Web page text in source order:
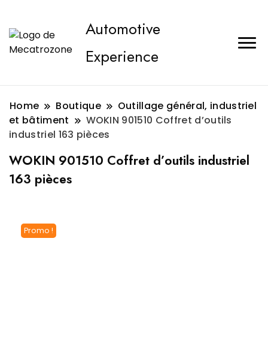
Automotive
Experience
Home Boutique
Outillage général, industriel
et bâtiment
WOKIN 901510 Coffret d’outils
industriel 163 pièces
WOKIN 901510 Coffret d’outils industriel
163 pièces
Promo !